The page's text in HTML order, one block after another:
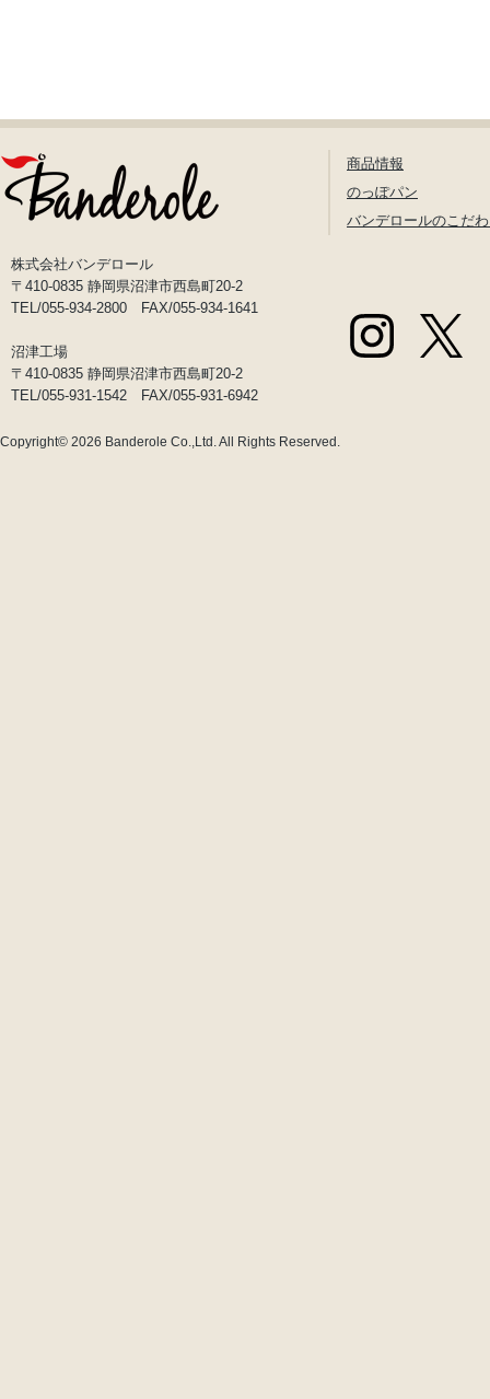
株式会社バンデロール
〒410-0835 静岡県沼津市西島町20-2
TEL/055-934-2800 FAX/055-934-1641
沼津工場
〒410-0835 静岡県沼津市西島町20-2
TEL/055-931-1542 FAX/055-931-6942
商品情報
のっぽパン
バンデロールのこだ
Copyright© 2026 Banderole Co.,Ltd.All Rights Reserved.